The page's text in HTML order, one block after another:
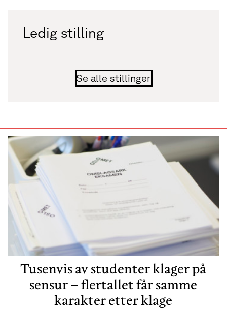
Ledig stilling
Se alle stillinger
Tusenvis av studenter klager på
sensur – flertallet får samme
karakter etter klage